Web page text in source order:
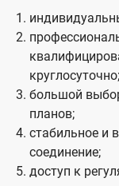
круглосуточно;
большой
планов;
стабильное и
соединение;
доступ к